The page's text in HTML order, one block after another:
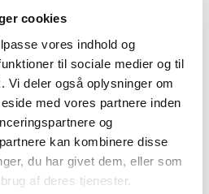
cookies
vores indhold og
til sociale medier og til
Vi deler også oplysninger om
med vores partnere inden
og
kan kombinere disse
du har givet dem, eller som
af deres tjenester.
Forum sende en
vindue/fane)